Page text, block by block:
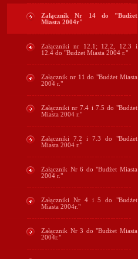
Załącznik Nr 14 do "Budżet
Miasta 2004r"
Załączniki nr 12.1; 12,2, 12.3 i
12.4 do "Budżet Miasta 2004 r."
Załącznik nr 11 do "Budżet Miasta
2004 r."
Załączniki nr 7.4 i 7.5 do "Budżet
Miasta 2004 r."
Załączniki 7.2 i 7.3 do "Budżet
Miasta 2004 r."
Załącznik Nr 6 do "Budżet Miasta
2004 r."
Załączniki Nr 4 i 5 do "Budżet
Miasta 2004r."
Załącznik Nr 3 do "Budżet Miasta
2004r."